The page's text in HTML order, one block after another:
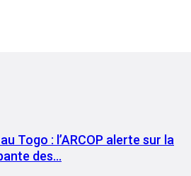
Togo : l’ARCOP alerte sur la
des…